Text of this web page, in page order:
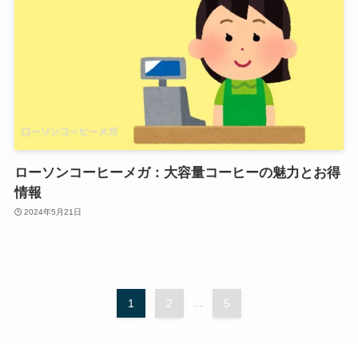
ローソンコーヒーメガ：大容量コーヒーの魅力とお得
情報
2024年5月21日
1 2 5